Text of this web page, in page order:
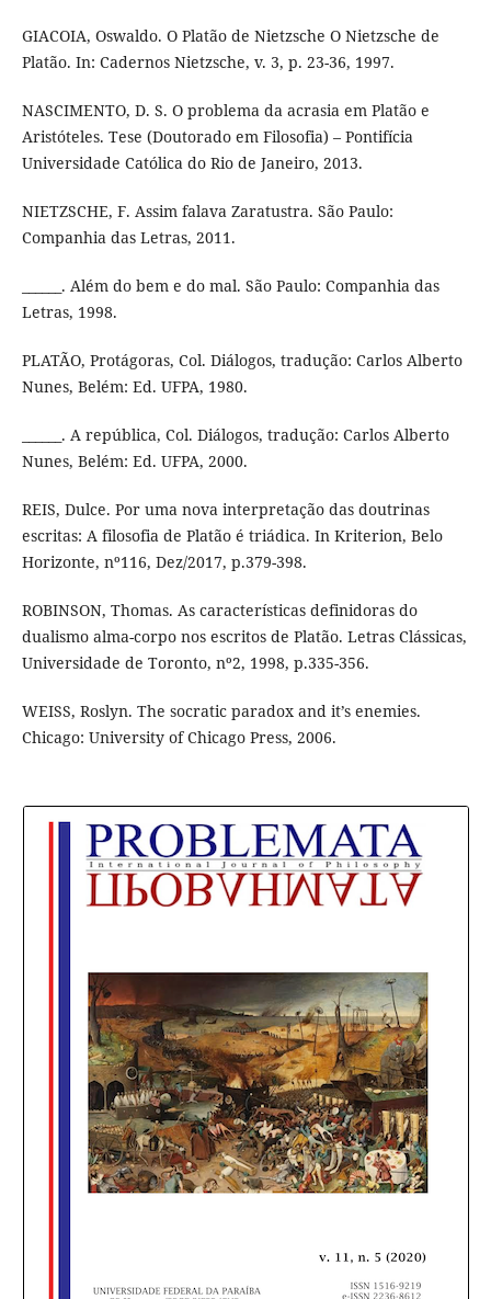
GIACOIA, Oswaldo. O Platão de Nietzsche O Nietzsche de
Platão. In: Cadernos Nietzsche, v. 3, p. 23-36, 1997.
NASCIMENTO, D. S. O problema da acrasia em Platão e
Aristóteles. Tese (Doutorado em Filosofia) – Pontifícia
Universidade Católica do Rio de Janeiro, 2013.
NIETZSCHE, F. Assim falava Zaratustra. São Paulo:
Companhia das Letras, 2011.
______. Além do bem e do mal. São Paulo: Companhia das
Letras, 1998.
PLATÃO, Protágoras, Col. Diálogos, tradução: Carlos Alberto
Nunes, Belém: Ed. UFPA, 1980.
______. A república, Col. Diálogos, tradução: Carlos Alberto
Nunes, Belém: Ed. UFPA, 2000.
REIS, Dulce. Por uma nova interpretação das doutrinas
escritas: A filosofia de Platão é triádica. In Kriterion, Belo
Horizonte, nº116, Dez/2017, p.379-398.
ROBINSON, Thomas. As características definidoras do
dualismo alma-corpo nos escritos de Platão. Letras Clássicas,
Universidade de Toronto, nº2, 1998, p.335-356.
WEISS, Roslyn. The socratic paradox and it’s enemies.
Chicago: University of Chicago Press, 2006.